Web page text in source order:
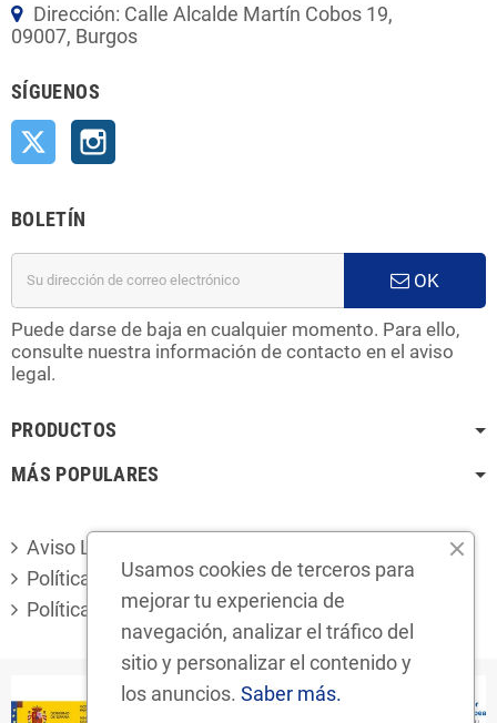
Dirección: Calle Alcalde Martín Cobos 19,
09007, Burgos
SÍGUENOS
Twitter
BOLETÍN
OK
Puede darse de baja en cualquier momento. Para ello,
consulte nuestra información de contacto en el aviso
legal.
PRODUCTOS
MÁS POPULARES
Aviso Legal
Política de privacidad
Política de cookies
Usamos cookies de terceros para
mejorar tu experiencia de
navegación, analizar el tráfico del
sitio y personalizar el contenido y
los anuncios. Saber más.